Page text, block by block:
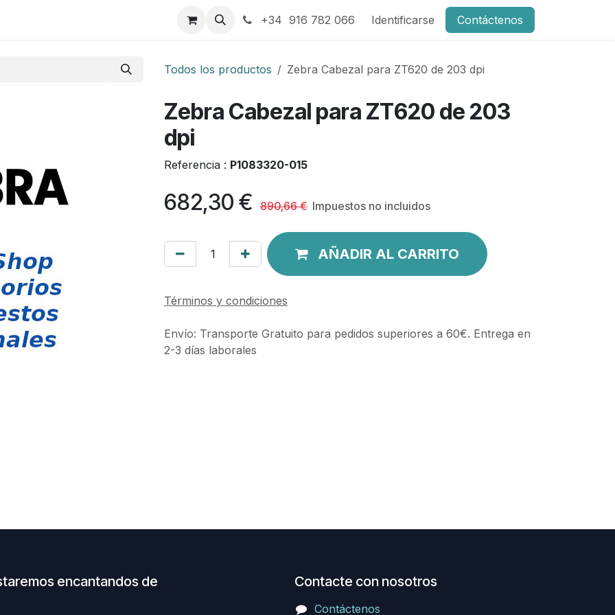
+34 916 782 066 Identificarse Contáctenos
Todos los productos Zebra Cabezal para ZT620 de 203 dpi
Zebra Cabezal para ZT620 de 203
dpi
Referencia : P1083320-015
682,30 € 890,66€ Impuestos no incluidos
AÑADIR AL CARRITO
Términos y condiciones
Envío: Transporte Gratuito para pedidos superiores a 60€. Entrega en
2-3 días laborales
encantandos de
Contacte con nosotros
Contáctenos